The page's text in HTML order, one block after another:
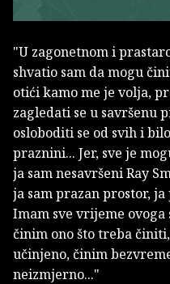
"U zagonetnom i
shvatio sam da mogu
otići kamo me je volja,
zagledati se u savršenu
osloboditi se od svih i
praznini... Jer, sve je
ja sam nesavršeni Ray
ja sam prazan prostor,
Imam sve vrijeme
činim ono što treba
učinjeno, činim
neizmjerno..."